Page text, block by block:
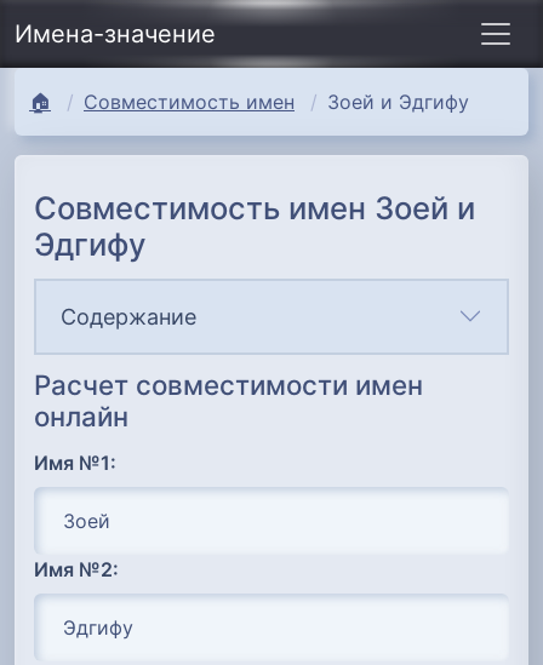
Имена-значение
🏠 Совместимость имен Зоей и Эдгифу
Совместимость имен Зоей и
Эдгифу
Содержание
Расчет совместимости имен
онлайн
Имя №1:
Имя №2: